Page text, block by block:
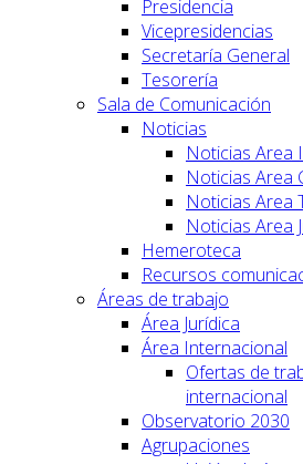
Presidencia
Vicepresidencias
Secretaría General
Tesorería
Sala de Comunicación
Noticias
Noticias Area
Noticias Area
Noticias Area
Noticias Area
Hemeroteca
Recursos
Áreas de trabajo
Área Jurídica
Área Internacional
Ofertas de
internacional
Observatorio 2030
Agrupaciones